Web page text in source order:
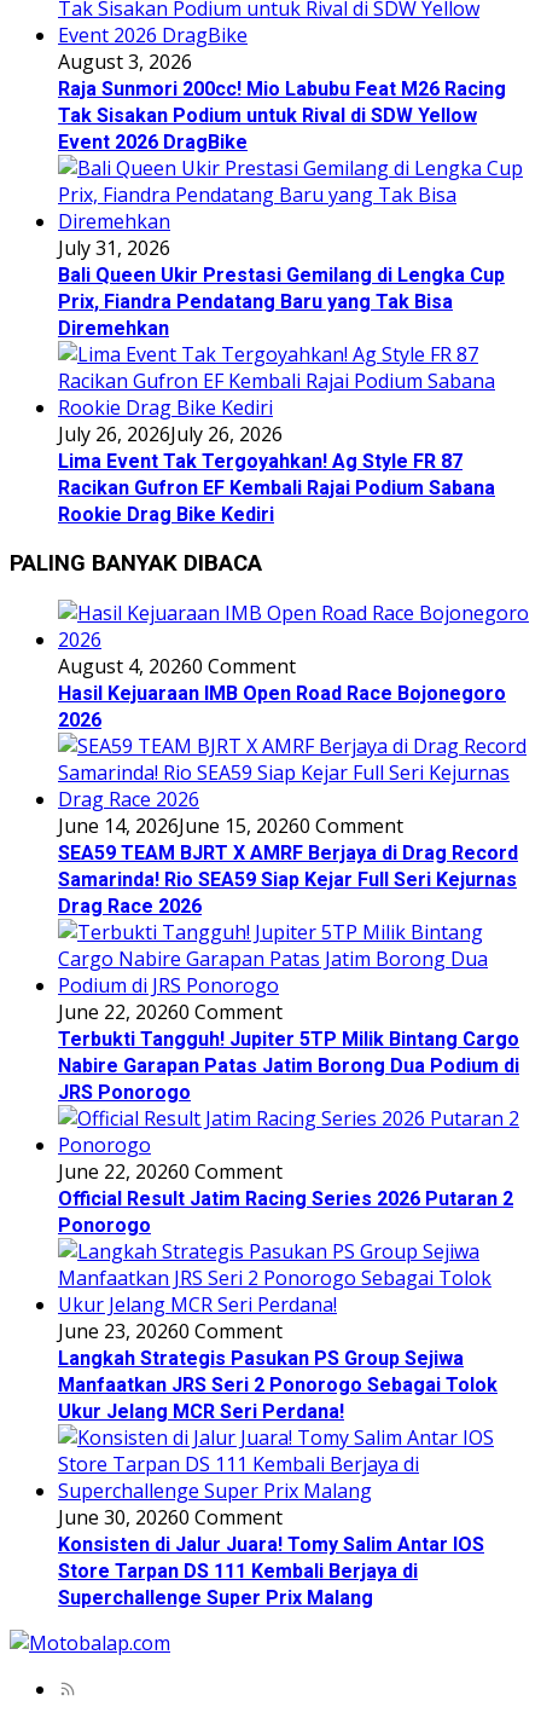
August 3, 2026
Raja Sunmori 200cc! Mio Labubu Feat M26 Racing
Tak Sisakan Podium untuk Rival di SDW Yellow
Event 2026 DragBike
July 31, 2026
Bali Queen Ukir Prestasi Gemilang di Lengka Cup
Prix, Fiandra Pendatang Baru yang Tak Bisa
Diremehkan
July 26, 2026July 26, 2026
Lima Event Tak Tergoyahkan! Ag Style FR 87
Racikan Gufron EF Kembali Rajai Podium Sabana
Rookie Drag Bike Kediri
PALING BANYAK DIBACA
August 4, 20260 Comment
Hasil Kejuaraan IMB Open Road Race Bojonegoro
2026
June 14, 2026June 15, 20260 Comment
SEA59 TEAM BJRT X AMRF Berjaya di Drag Record
Samarinda! Rio SEA59 Siap Kejar Full Seri Kejurnas
Drag Race 2026
June 22, 20260 Comment
Terbukti Tangguh! Jupiter 5TP Milik Bintang Cargo
Nabire Garapan Patas Jatim Borong Dua Podium di
JRS Ponorogo
June 22, 20260 Comment
Official Result Jatim Racing Series 2026 Putaran 2
Ponorogo
June 23, 20260 Comment
Langkah Strategis Pasukan PS Group Sejiwa
Manfaatkan JRS Seri 2 Ponorogo Sebagai Tolok
Ukur Jelang MCR Seri Perdana!
June 30, 20260 Comment
Konsisten di Jalur Juara! Tomy Salim Antar IOS
Store Tarpan DS 111 Kembali Berjaya di
Superchallenge Super Prix Malang